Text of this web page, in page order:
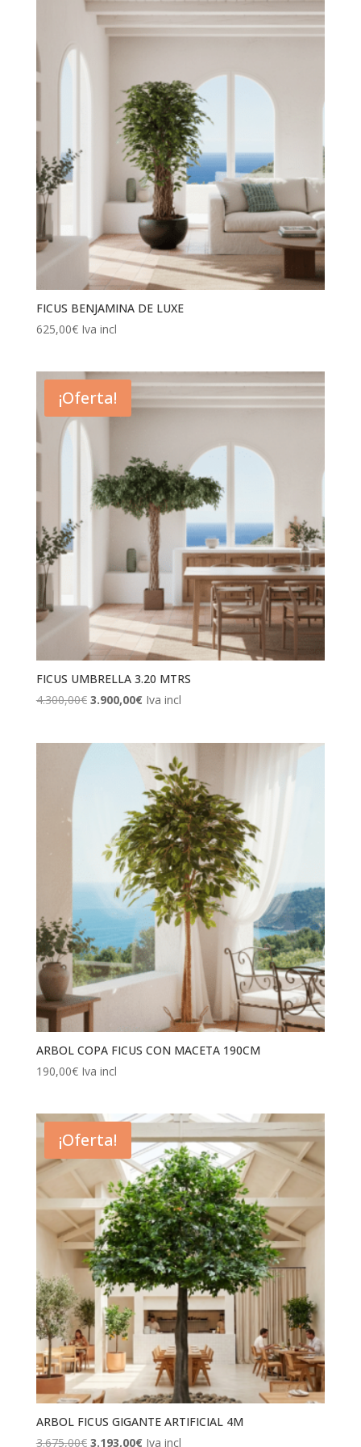
FICUS BENJAMINA DE LUXE
625,00€ Iva incl
¡Oferta!
FICUS UMBRELLA 3.20 MTRS
4.300,00€ El
3.900,00€El
3.900,00€.
Iva incl
ARBOL COPA FICUS CON MACETA 190CM
190,00€ Iva incl
¡Oferta!
ARBOL FICUS GIGANTE ARTIFICIAL 4M
3.675,00€ El
3.193,00€ElIva incl